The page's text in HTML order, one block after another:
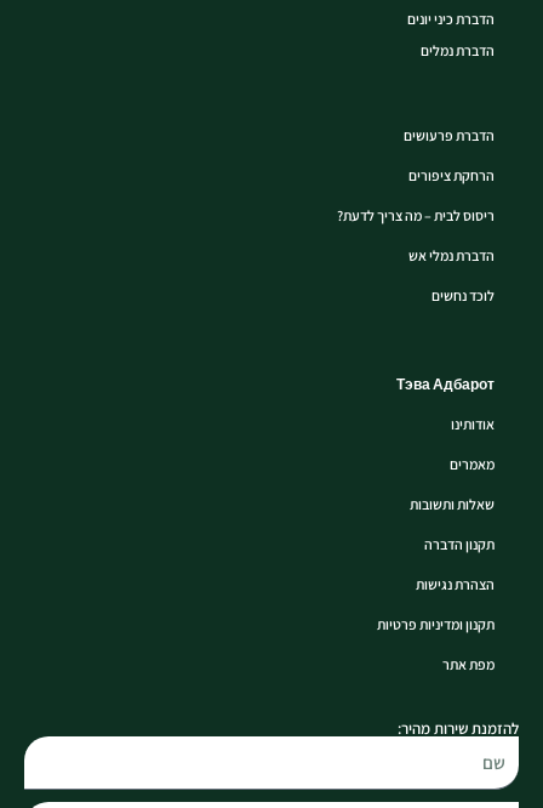
הדברת כיני יונים
הדברת נמלים
הדברת פרעושים
הרחקת ציפורים
ריסוס לבית – מה צריך לדעת?
הדברת נמלי אש
לוכד נחשים
Тэва Адбарот
אודותינו
מאמרים
שאלות ותשובות
תקנון הדברה
הצהרת נגישות
תקנון ומדיניות פרטיות
מפת אתר
להזמנת שירות מהיר: